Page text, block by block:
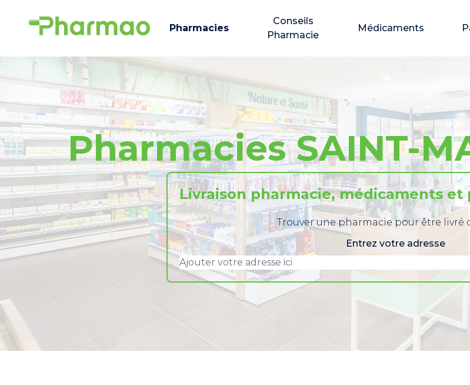
Pharmacies
Conseils
Pharmacie
Médicaments
Pharmacies SAINT-
Livraison pharmacie, médicaments et
Trouver une pharmacie pour être livré
Entrez votre adresse